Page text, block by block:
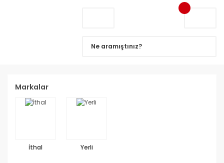
Markalar
İthal Yerli